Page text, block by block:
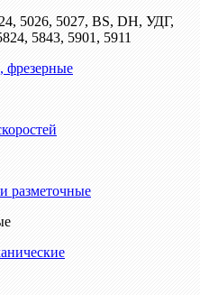
5026, 5027, BS, DH, УДГ,
5843, 5901, 5911
фрезерные
разметочные